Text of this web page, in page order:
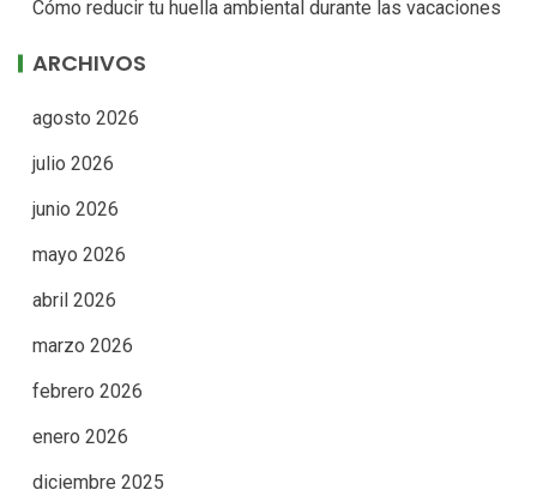
Cómo reducir tu huella ambiental durante las vacaciones
ARCHIVOS
agosto 2026
julio 2026
junio 2026
mayo 2026
abril 2026
marzo 2026
febrero 2026
enero 2026
diciembre 2025